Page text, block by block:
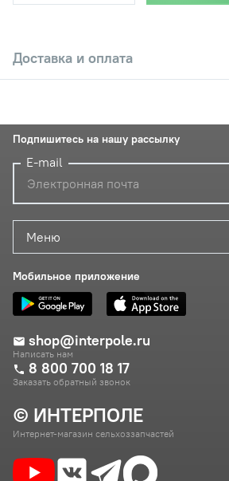
Доставка и оплата
© ИНТЕРПОЛЕ
Интернет-магазин сельхоззапчастей
Меню
Мобильное приложение
shop@interpole.ru
Написать нам
8 800 700 18 17
Заказать обратный звонок
Подпишитесь на нашу рассылку
E-mail